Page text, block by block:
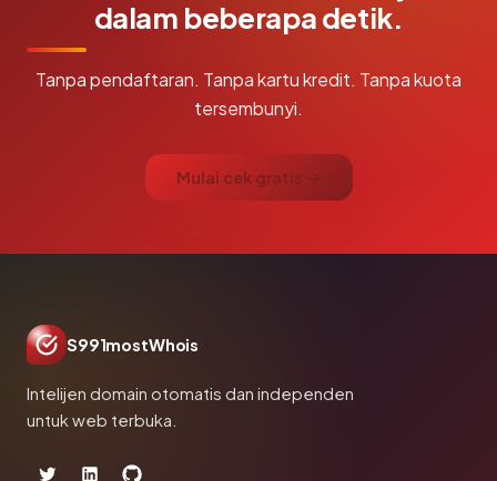
dalam beberapa detik.
Tanpa pendaftaran. Tanpa kartu kredit. Tanpa kuota
tersembunyi.
Mulai cek gratis →
S991mostWhois
Intelijen domain otomatis dan independen
untuk web terbuka.